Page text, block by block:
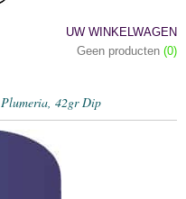
UW WINKELWAGEN
Geen producten (0)
Plumeria, 42gr Dip